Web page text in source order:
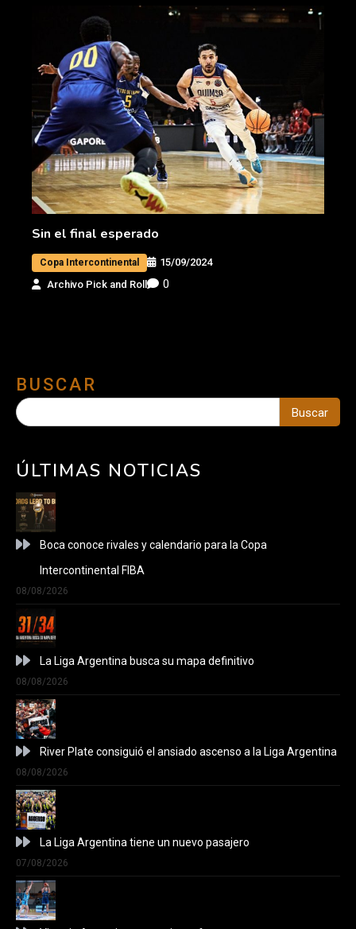
Sin el final esperado
Copa Intercontinental
15/09/2024
Archivo Pick and Roll
0
BUSCAR
Buscar
ÚLTIMAS NOTICIAS
Boca conoce rivales y calendario para la Copa
Intercontinental FIBA
08/08/2026
La Liga Argentina busca su mapa definitivo
08/08/2026
River Plate consiguió el ansiado ascenso a la Liga Argentina
08/08/2026
La Liga Argentina tiene un nuevo pasajero
07/08/2026